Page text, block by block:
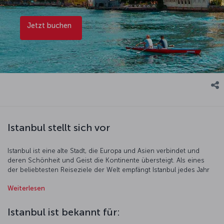
Jetzt buchen
Istanbul stellt sich vor
Istanbul ist eine alte Stadt, die Europa und Asien verbindet und
deren Schönheit und Geist die Kontinente übersteigt. Als eines
der beliebtesten Reiseziele der Welt empfängt Istanbul jedes Jahr
pulsierende Stadtleben, das gastronomische Angebot und die
Metropole, die das ganze Spektrum des modernen Lebens
verkörpert, trotzt auch mit ihren reichen Geschichten der Zeit. Zu
Weiterlesen
Istanbul ist bekannt für: